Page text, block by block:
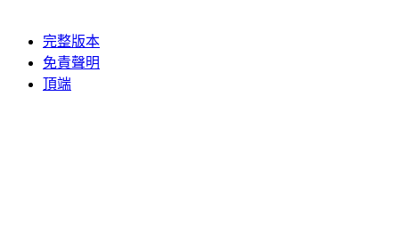
完整版本
免責聲明
頂端